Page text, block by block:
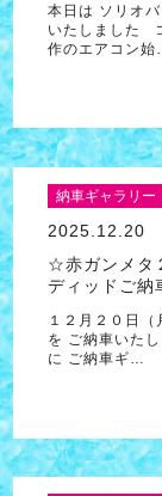
本日は ソリオ
いたしました
作のエアコン始…
納車ギャラリー
2025.12.20
☆赤ガンメタ
ディッドご
１２月２０日（
を ご納車いた
に ご納車ギ…